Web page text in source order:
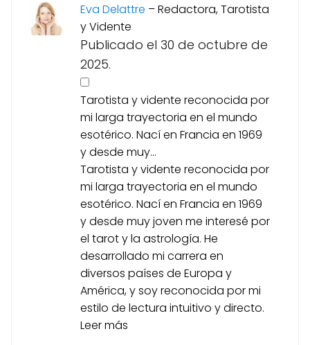
Eva Delattre –Redactora, Tarotista
y Vidente
Publicado el 30 de octubre de
2025.
Tarotista y vidente reconocida por
mi larga trayectoria en el mundo
esotérico. Nací en Francia en 1969
y desde muy...
Tarotista y vidente reconocida por
mi larga trayectoria en el mundo
esotérico. Nací en Francia en 1969
y desde muy joven me interesé por
el tarot y la astrología. He
desarrollado mi carrera en
diversos países de Europa y
América, y soy reconocida por mi
estilo de lectura intuitivo y directo.
Leer más